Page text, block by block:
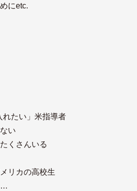
にetc.
たい」米指導者
い
くさんいる
リカの高校生